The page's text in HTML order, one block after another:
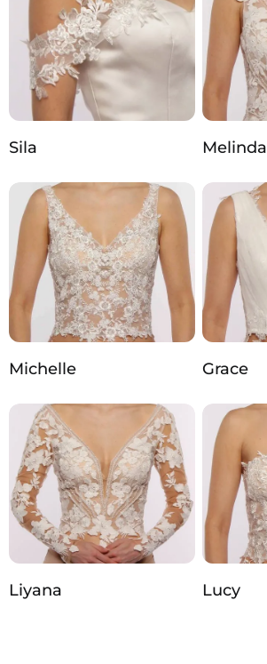
Sila Melinda
Michelle Grace
Liyana Lucy